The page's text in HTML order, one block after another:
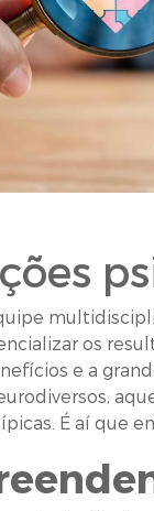
os
e a
É aí que